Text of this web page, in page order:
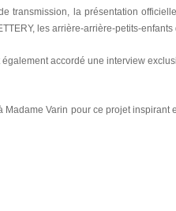
transmission, la présentation
les arrière-arrière-petits-enfants
accordé une interview
Varin pour ce projet inspirant